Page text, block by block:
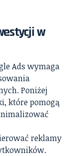
w
Ads wymaga
Poniżej
które pomogą
reklamy